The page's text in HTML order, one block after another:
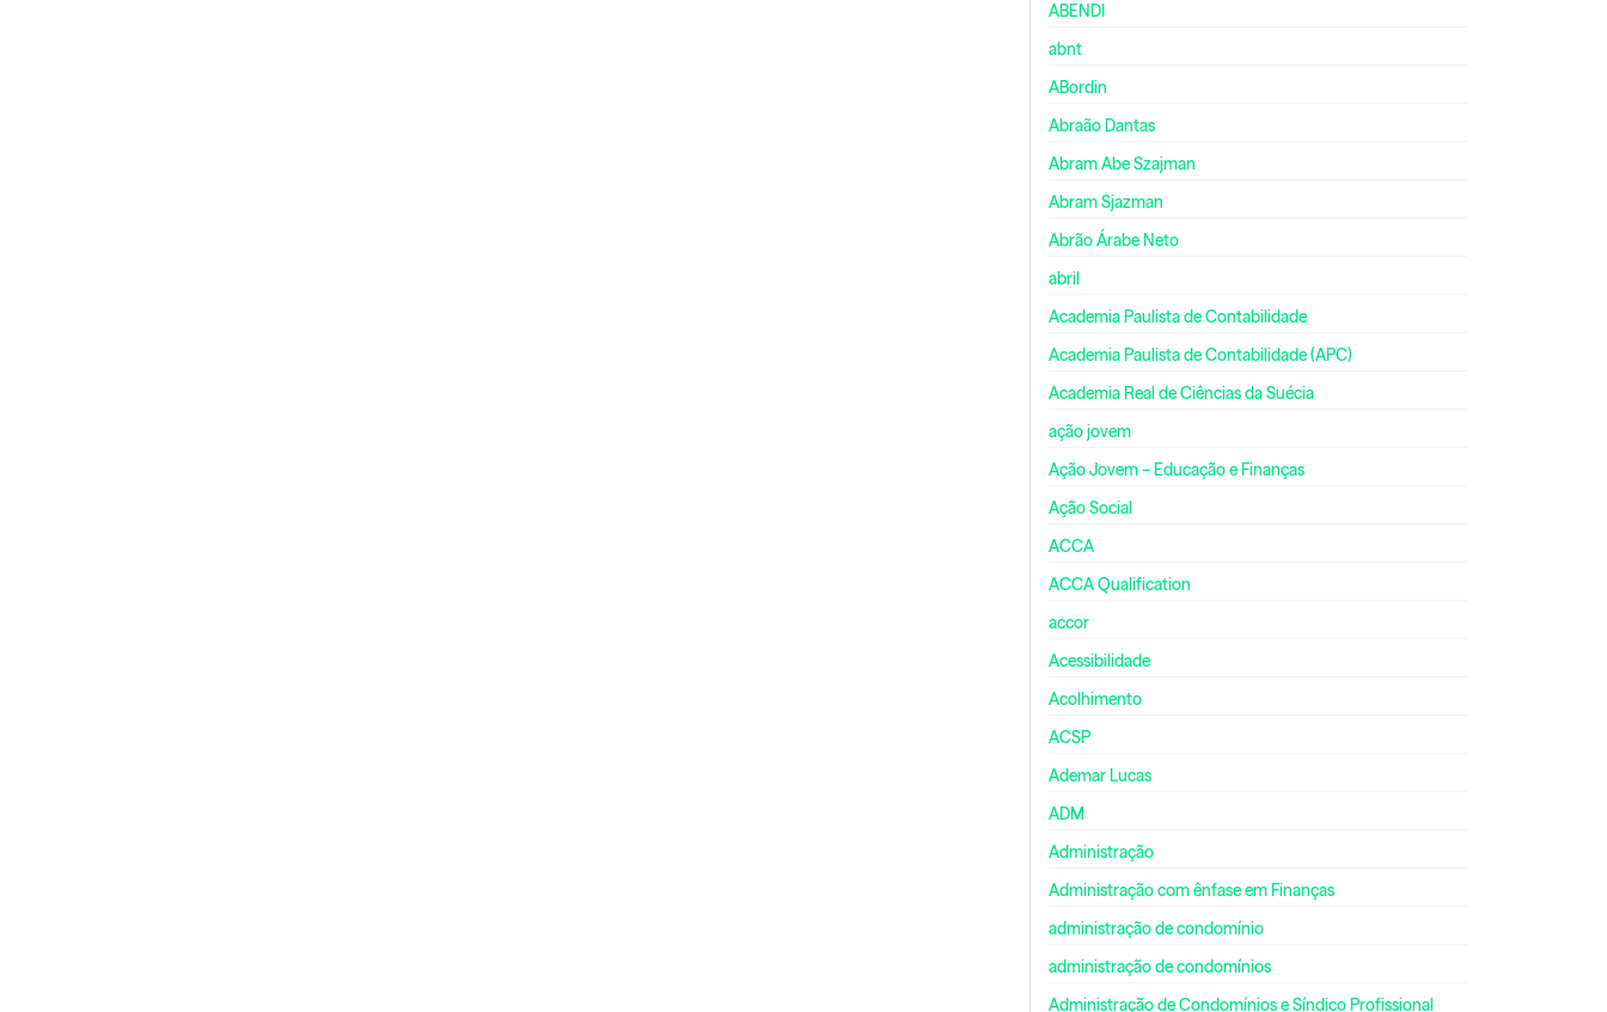
ABENDI
abnt
ABordin
Abraão Dantas
Abram Abe Szajman
Abram Sjazman
Abrão Árabe Neto
abril
Academia Paulista de Contabilidade
Academia Paulista de Contabilidade (APC)
Academia Real de Ciências da Suécia
ação jovem
Ação Jovem – Educação e Finanças
Ação Social
ACCA
ACCA Qualification
accor
Acessibilidade
Acolhimento
ACSP
Ademar Lucas
ADM
Administração
Administração com ênfase em Finanças
administração de condomínio
administração de condomínios
Administração de Condomínios e Síndico Profissional